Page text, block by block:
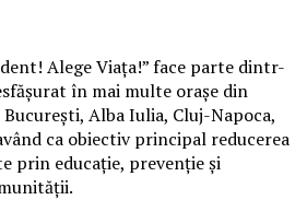
Alege Viața!” face parte dintr-
în mai multe orașe din
Alba Iulia, Cluj-Napoca,
ca obiectiv principal reducerea
prin educație, prevenție și